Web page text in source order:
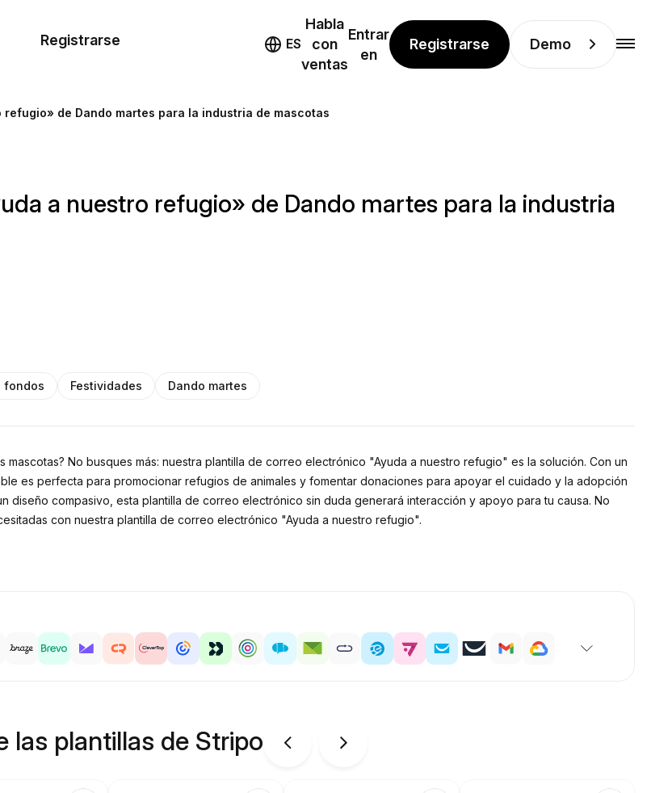
Registrarse ES
Habla
con
ventas
Entrar
en
Registrarse Demo
de Dando martes para la industria de mascotas
a nuestro refugio» de Dando martes para la industria
fondos Festividades Dando martes
No busques más: nuestra plantilla de correo electrónico "Ayuda a nuestro refugio" es la solución. Con un
es perfecta para promocionar refugios de animales y fomentar donaciones para apoyar el cuidado y la adopción
diseño compasivo, esta plantilla de correo electrónico sin duda generará interacción y apoyo para tu causa. No
con nuestra plantilla de correo electrónico "Ayuda a nuestro refugio".
las plantillas de Stripo